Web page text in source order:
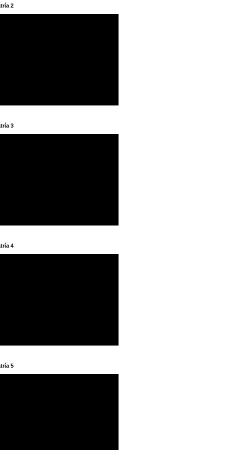
2
3
4
5